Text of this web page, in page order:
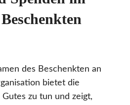
des Beschenkten an
bietet die
zu tun und zeigt,